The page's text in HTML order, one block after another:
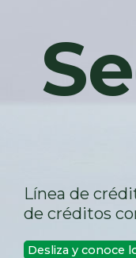
Línea de
de créditos
Desliza y conoce